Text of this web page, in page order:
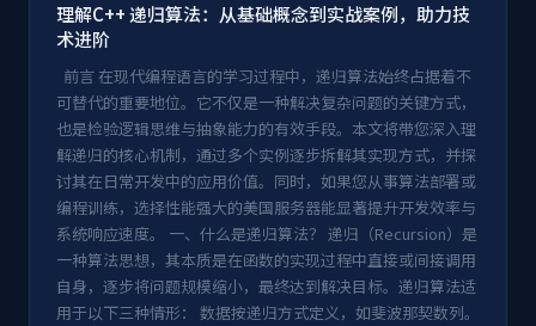
理解C++ 递归算法：从基础概念到实战案例，助力技
术进阶
前言 在现代编程语言的学习过程中，递归算法始终占据着不
可替代的重要地位。它不仅是一种解决复杂问题的关键方式，
也是检验逻辑思维与抽象能力的有效手段。本文将带您深入理
解递归的核心机制，通过多个实例逐步拆解其实现方式，并探
讨其在日常开发中的应用价值。同时，如果您从事算法部署或
编程训练，选择性能强大的美国服务器能显著提升开发效率与
系统响应速度。 一、什么是递归算法？ 递归（Recursion）是
一种算法思想，其本质是在函数的实现过程中直接或间接调用
自身，逐步将问题规模缩小，最终达到解决目标。递归算法适
用于以下三种情形： 数据按递归方式定义，如斐波那契数列。